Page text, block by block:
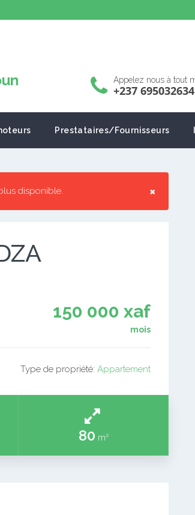
Appelez nous à tout
+237 695032634
Prestataires/Fournisseurs
×
disponible.
150 000 xaf
mois
Type de propriété: Appartement
80 m²